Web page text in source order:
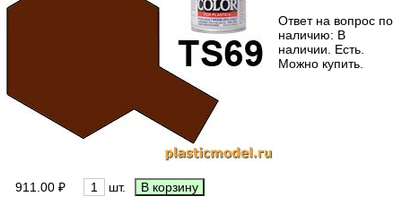
Ответ на вопрос по
наличию: В
наличии. Есть.
Можно купить.
911.00 ₽
шт.